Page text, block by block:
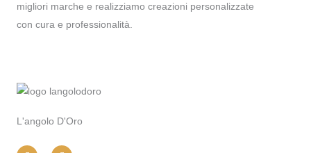
migliori marche e realizziamo creazioni personalizzate
con cura e professionalità.
L'angolo D'Oro
n
a